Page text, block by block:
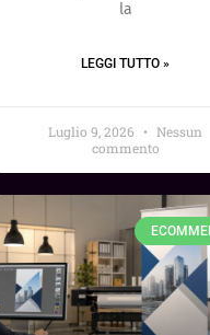
la
LEGGI TUTTO »
Luglio 9, 2026
Nessun
commento